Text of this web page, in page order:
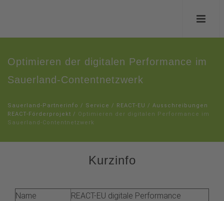
Optimieren der digitalen Performance im
Sauerland-Contentnetzwerk
Sauerland-Partnerinfo / Service / REACT-EU / Ausschreibungen
REACT-Förderprojekt / Optimieren der digitalen Performance im
Sauerland-Contentnetzwerk
Kurzinfo
Name
REACT-EU digitale Performance